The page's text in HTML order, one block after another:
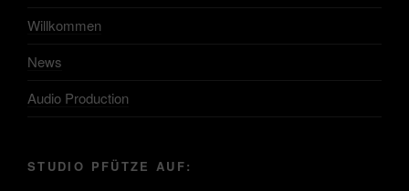
Willkommen
News
Audio Production
STUDIO PFÜTZE AUF: